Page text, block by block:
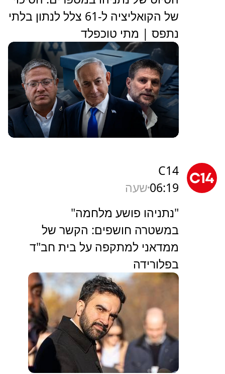
של הקואליציה ל-61 צלל לנתון בלתי
נתפס | מתי טוכפלד
C14
06:19שעה
"נתניהו פושע מלחמה"
במשטרה חושפים: הקשר של
ממדאני למתקפה על בית חב"ד
בפלורידה